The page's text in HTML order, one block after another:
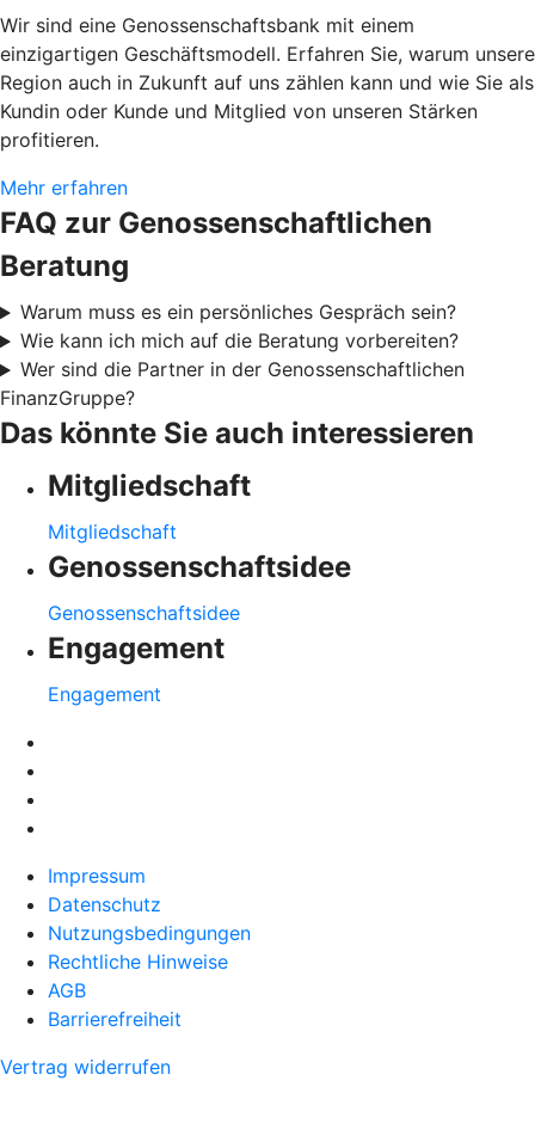
Wir sind eine Genossenschaftsbank mit einem
einzigartigen Geschäftsmodell. Erfahren Sie, warum unsere
Region auch in Zukunft auf uns zählen kann und wie Sie als
Kundin oder Kunde und Mitglied von unseren Stärken
profitieren.
Mehr erfahren
FAQ zur Genossenschaftlichen
Beratung
Warum muss es ein persönliches Gespräch sein?
Wie kann ich mich auf die Beratung vorbereiten?
Wer sind die Partner in der Genossenschaftlichen
FinanzGruppe?
Das könnte Sie auch interessieren
Mitgliedschaft
Mitgliedschaft
Genossenschaftsidee
Genossenschaftsidee
Engagement
Engagement
Impressum
Datenschutz
Nutzungsbedingungen
Rechtliche Hinweise
AGB
Barrierefreiheit
Vertrag widerrufen